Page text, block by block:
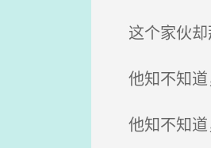
这个家伙却
他知不知道
他知不知道